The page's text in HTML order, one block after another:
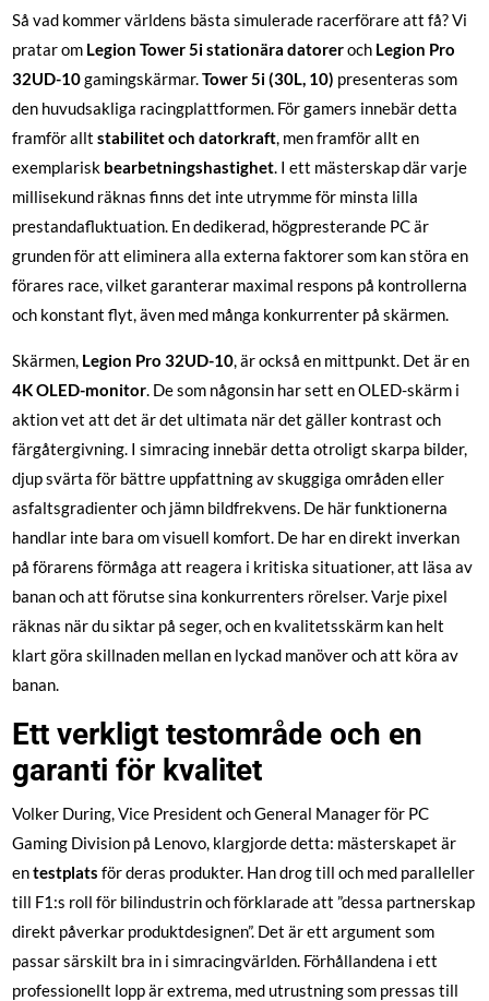
Så vad kommer världens bästa simulerade racerförare att få? Vi
pratar om Legion Tower 5i stationära datoreroch Legion Pro
32UD-10gamingskärmar.Tower 5i (30L, 10) presenteras som
den huvudsakliga racingplattformen. För gamers innebär detta
framför alltstabilitet och datorkraft, men framför allt en
exemplarisk bearbetningshastighet. I ett mästerskap där varje
millisekund räknas finns det inte utrymme för minsta lilla
prestandafluktuation. En dedikerad, högpresterande PC är
grunden för att eliminera alla externa faktorer som kan störa en
förares race, vilket garanterar maximal respons på kontrollerna
och konstant flyt, även med många konkurrenter på skärmen.
Skärmen, Legion Pro 32UD-10, är också en mittpunkt. Det är en
4K OLED-monitor. De som någonsin har sett en OLED-skärm i
aktion vet att det är det ultimata när det gäller kontrast och
färgåtergivning. I simracing innebär detta otroligt skarpa bilder,
djup svärta för bättre uppfattning av skuggiga områden eller
asfaltsgradienter och jämn bildfrekvens. De här funktionerna
handlar inte bara om visuell komfort. De har en direkt inverkan
på förarens förmåga att reagera i kritiska situationer, att läsa av
banan och att förutse sina konkurrenters rörelser. Varje pixel
räknas när du siktar på seger, och en kvalitetsskärm kan helt
klart göra skillnaden mellan en lyckad manöver och att köra av
banan.
Ett verkligt testområde och en
garanti för kvalitet
Volker During, Vice President och General Manager för PC
Gaming Division på Lenovo, klargjorde detta: mästerskapet är
entestplats för deras produkter. Han drog till och med paralleller
till F1:s roll för bilindustrin och förklarade att ”dessa partnerskap
direkt påverkar produktdesignen”. Det är ett argument som
passar särskilt bra in i simracingvärlden. Förhållandena i ett
professionellt lopp är extrema, med utrustning som pressas till